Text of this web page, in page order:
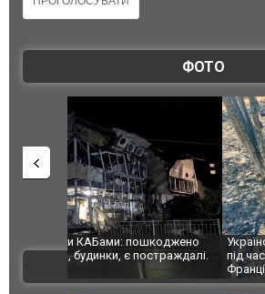
ФОТО
Українські надзвичайники
під час ліквідації масштабної
ВІДЕО